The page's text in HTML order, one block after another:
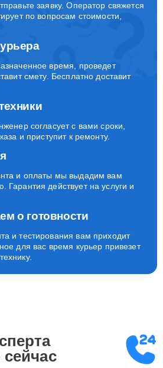
заявку. Оператор свяжется
по вопросам стоимости,
время, проведет
смету. Бесплатно доставит
согласует с вами сроки,
и приступит к ремонту.
и оплаты мы выдадим вам
действует на услуги и
о готовности
и тестирования вам приходит
для вас время курьер привезет